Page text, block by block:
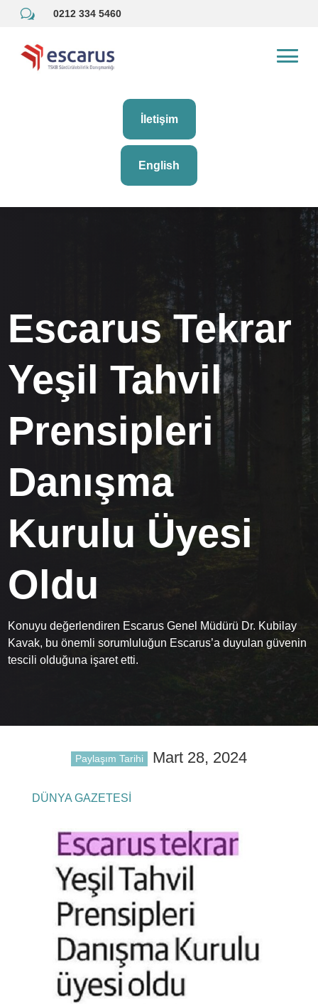
w 0212 334 5460
İletişim
English
Escarus Tekrar
Yeşil Tahvil
Prensipleri
Danışma
Kurulu Üyesi
Oldu
Konuyu değerlendiren Escarus Genel Müdürü Dr. Kubilay
Kavak, bu önemli sorumluluğun Escarus’a duyulan güvenin
tescili olduğuna işaret etti.
Paylaşım Tarihi Mart 28, 2024
DÜNYA GAZETESİ